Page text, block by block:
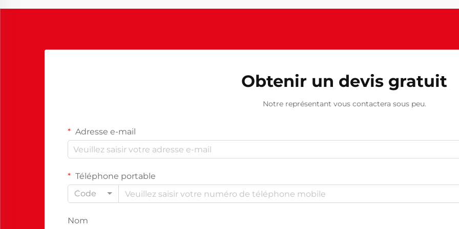
Obtenir un devis gratuit
Notre représentant vous contactera sous peu.
Adresse e-mail
Téléphone portable
Code
Nom